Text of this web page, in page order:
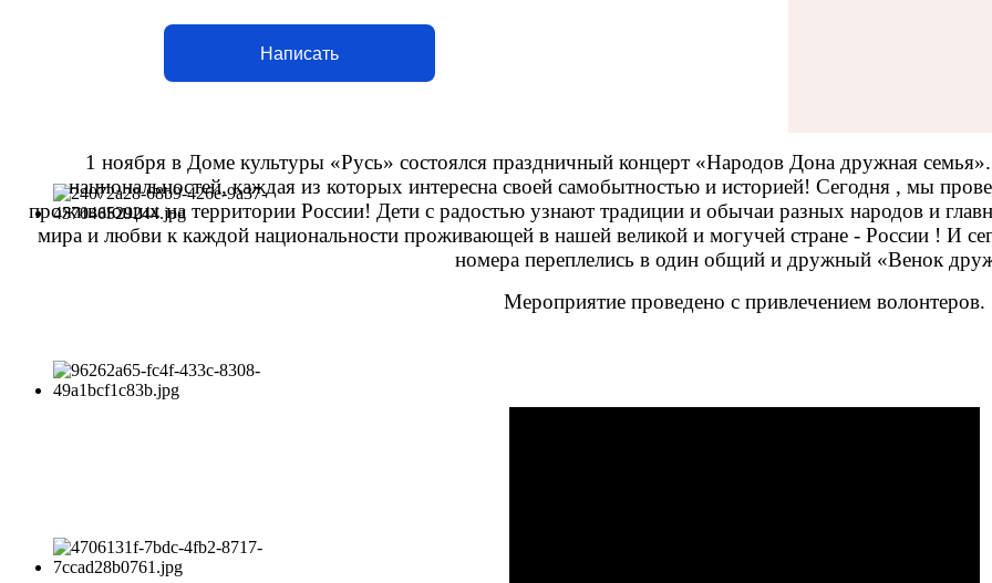
Написать
1 ноября в Доме культуры «Русь» состоялся праздничный концерт «Народов Дона дружная
национальностей, каждая из которых интересна своей самобытностью и историей! Сегодня , мы
проживающих на территории России! Дети с радостью узнают традиции и обычаи разных народов и
мира и любви к каждой национальности проживающей в нашей великой и могучей стране - России ! И
номера переплелись в один общий и дружный «Венок
Мероприятие проведено с привлечением волонтеров.